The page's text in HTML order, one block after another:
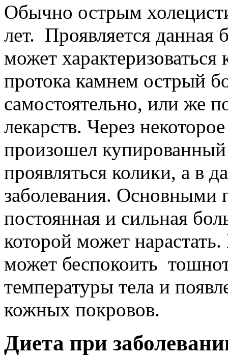
Обычно острым
лет. Проявляется данная
может
протока камнем острый
самостоятельно, или же
лекарств. Через
произошел
проявляться колики, а в
заболевания. Основными
постоянная и сильная
которой может
может беспокоить
температуры тела и
кожных покровов.
Диета при